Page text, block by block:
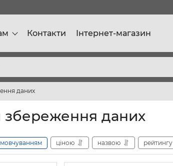
Контакти Інтернет-магазин
даних
збереження даних
ціною назвою рейтингу